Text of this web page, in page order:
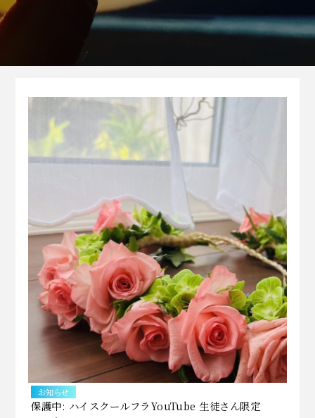
お知らせ
保護中: ハイスクールフラYouTube 生徒さん限定